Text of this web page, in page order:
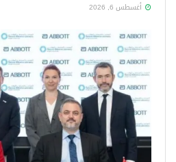
أغسطس 6, 2026